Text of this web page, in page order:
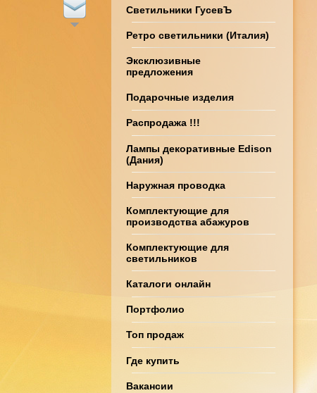
Светильники ГусевЪ
Ретро светильники (Италия)
Эксклюзивные
предложения
Подарочные изделия
Распродажа !!!
Лампы декоративные Edison
(Дания)
Наружная проводка
Комплектующие для
производства абажуров
Комплектующие для
светильников
Каталоги онлайн
Портфолио
Топ продаж
Где купить
Вакансии